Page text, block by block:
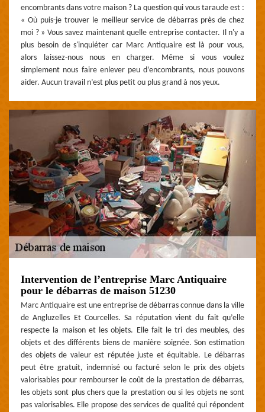
encombrants dans votre maison ? La question qui vous taraude est :
« Où puis-je trouver le meilleur service de débarras près de chez
moi ? » Vous savez maintenant quelle entreprise contacter. Il n'y a
plus besoin de s'inquiéter car Marc Antiquaire est là pour vous,
alors laissez-nous nous en charger. Même si vous voulez
simplement nous faire enlever peu d’encombrants, nous pouvons
aider. Aucun travail n’est plus petit ou plus grand à nos yeux.
Intervention de l’entreprise Marc Antiquaire
pour le débarras de maison 51230
Marc Antiquaire est une entreprise de débarras connue dans la ville
de Angluzelles Et Courcelles. Sa réputation vient du fait qu’elle
respecte la maison et les objets. Elle fait le tri des meubles, des
objets et des différents biens de manière soignée. Son estimation
des objets de valeur est réputée juste et équitable. Le débarras
peut être gratuit, indemnisé ou facturé selon le prix des objets
valorisables pour rembourser le coût de la prestation de débarras,
les objets sont plus chers que la prestation ou si les objets ne sont
pas valorisables. Elle propose des services de qualité qui répondent